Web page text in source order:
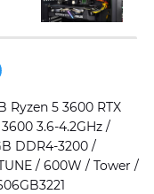
Тип накопителя
SSD
HDD
SSD + HDD
5 3600 RTX
3.6-4.2GHz /
DDR4-3200 /
/ 600W / Tower /